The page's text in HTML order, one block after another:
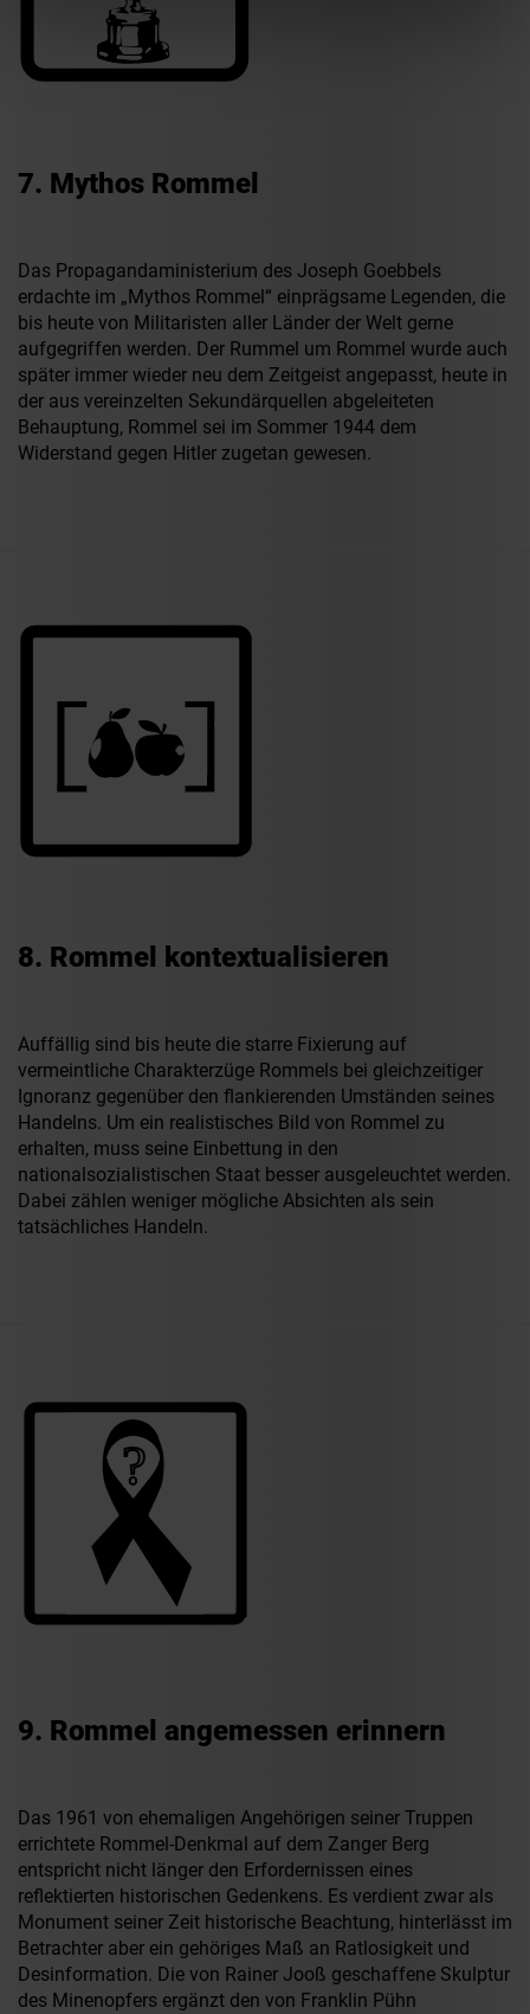
7. Mythos Rommel
Das Propagandaministerium des Joseph Goebbels
erdachte im „Mythos Rommel“ einprägsame Legenden, die
bis heute von Militaristen aller Länder der Welt gerne
aufgegriffen werden. Der Rummel um Rommel wurde auch
später immer wieder neu dem Zeitgeist angepasst, heute in
der aus vereinzelten Sekundärquellen abgeleiteten
Behauptung, Rommel sei im Sommer 1944 dem
Widerstand gegen Hitler zugetan gewesen.
8. Rommel kontextualisieren
Auffällig sind bis heute die starre Fixierung auf
vermeintliche Charakterzüge Rommels bei gleichzeitiger
Ignoranz gegenüber den flankierenden Umständen seines
Handelns. Um ein realistisches Bild von Rommel zu
erhalten, muss seine Einbettung in den
nationalsozialistischen Staat besser ausgeleuchtet werden.
Dabei zählen weniger mögliche Absichten als sein
tatsächliches Handeln.
9. Rommel angemessen erinnern
Das 1961 von ehemaligen Angehörigen seiner Truppen
errichtete Rommel-Denkmal auf dem Zanger Berg
entspricht nicht länger den Erfordernissen eines
reflektierten historischen Gedenkens. Es verdient zwar als
Monument seiner Zeit historische Beachtung, hinterlässt im
Betrachter aber ein gehöriges Maß an Ratlosigkeit und
Desinformation. Die von Rainer Jooß geschaffene Skulptur
des Minenopfers ergänzt den von Franklin Pühn